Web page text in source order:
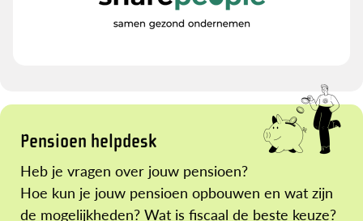
Pensioen helpdesk
Heb je vragen over jouw pensioen?
Hoe kun je jouw pensioen opbouwen en wat zijn
de mogelijkheden? Wat is fiscaal de beste keuze?